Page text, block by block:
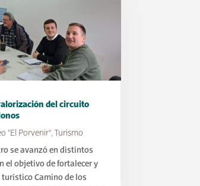
del circuito
"El Porvenir", Turismo
se avanzó en distintos
el objetivo de fortalecer y
Camino de los